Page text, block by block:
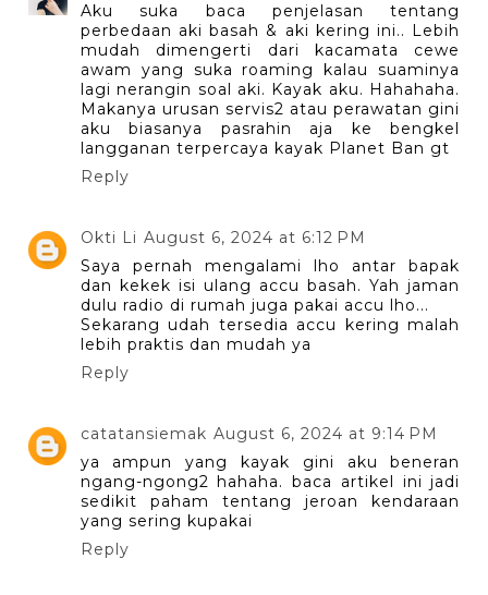
Aku suka baca penjelasan tentang
perbedaan aki basah & aki kering ini.. Lebih
mudah dimengerti dari kacamata cewe
awam yang suka roaming kalau suaminya
lagi nerangin soal aki. Kayak aku. Hahahaha.
Makanya urusan servis2 atau perawatan gini
aku biasanya pasrahin aja ke bengkel
langganan terpercaya kayak Planet Ban gt
Reply
Okti Li August 6, 2024 at 6:12 PM
Saya pernah mengalami lho antar bapak
dan kekek isi ulang accu basah. Yah jaman
dulu radio di rumah juga pakai accu lho...
Sekarang udah tersedia accu kering malah
lebih praktis dan mudah ya
Reply
catatansiemak August 6, 2024 at 9:14 PM
ya ampun yang kayak gini aku beneran
ngang-ngong2 hahaha. baca artikel ini jadi
sedikit paham tentang jeroan kendaraan
yang sering kupakai
Reply